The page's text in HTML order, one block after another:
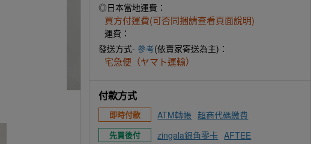
◎日本當地運費：
買方付運費(可否同捆請查看頁面說明)
運費：
發送方式- 參考(依賣家寄送為主)：
宅急便（ヤマト運輸）
付款方式
即時付款 ATM轉帳 超商代碼繳費
先買後付 zingala銀角零卡 AFTEE